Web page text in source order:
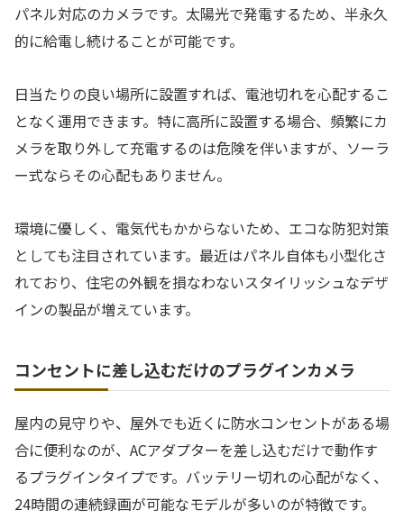
パネル対応のカメラです。太陽光で発電するため、半永久
的に給電し続けることが可能です。
日当たりの良い場所に設置すれば、電池切れを心配するこ
となく運用できます。特に高所に設置する場合、頻繁にカ
メラを取り外して充電するのは危険を伴いますが、ソーラ
ー式ならその心配もありません。
環境に優しく、電気代もかからないため、エコな防犯対策
としても注目されています。最近はパネル自体も小型化さ
れており、住宅の外観を損なわないスタイリッシュなデザ
インの製品が増えています。
コンセントに差し込むだけのプラグインカメラ
屋内の見守りや、屋外でも近くに防水コンセントがある場
合に便利なのが、ACアダプターを差し込むだけで動作す
るプラグインタイプです。バッテリー切れの心配がなく、
24時間の連続録画が可能なモデルが多いのが特徴です。